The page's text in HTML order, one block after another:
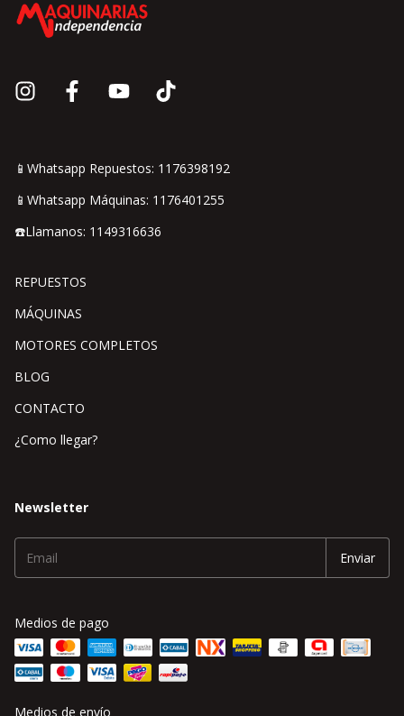
📱Whatsapp Repuestos: 1176398192
📱Whatsapp Máquinas: 1176401255
☎️Llamanos: 1149316636
REPUESTOS
MÁQUINAS
MOTORES COMPLETOS
BLOG
CONTACTO
¿Como llegar?
Newsletter
Medios de pago
Medios de envío